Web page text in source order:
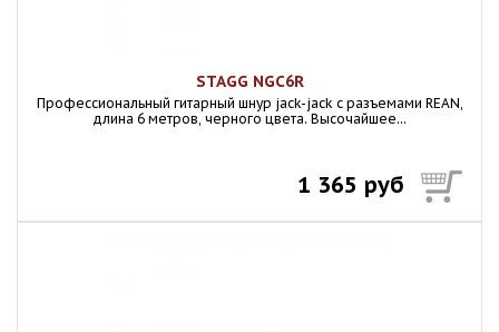
STAGG NGC6R
Профессиональный гитарный шнур jack-jack с разъемами REAN,
длина 6 метров, черного цвета. Высочайшее...
1 365 руб